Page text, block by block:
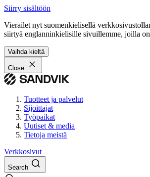
Siirry sisältöön
Vierailet nyt suomenkielisellä
siirtyä englanninkielisille sivuillemme, joilla
Vaihda kieltä
Close
Tuotteet ja palvelut
Sijoittajat
Työpaikat
Uutiset & media
Tietoja meistä
Verkkosivut
Search